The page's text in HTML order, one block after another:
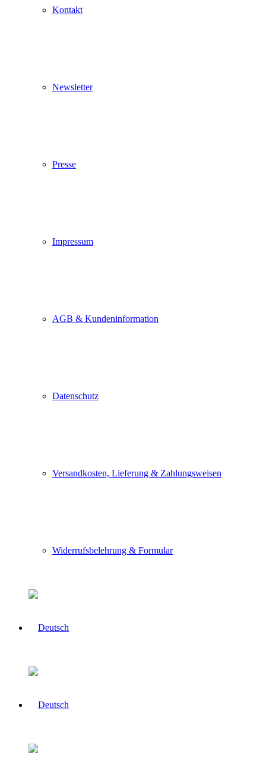
Kontakt
Newsletter
Presse
Impressum
AGB & Kundeninformation
Datenschutz
Versandkosten, Lieferung & Zahlungsweisen
Widerrufsbelehrung & Formular
Samstagen, 8. und 15. August, öffnen wir